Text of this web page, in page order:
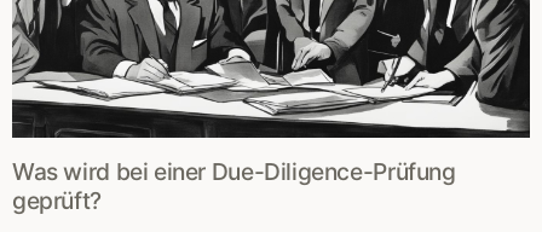
Was wird bei einer Due-Diligence-Prüfung
geprüft?